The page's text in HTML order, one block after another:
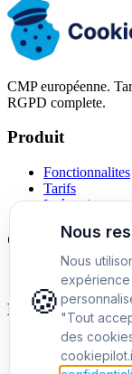
CMP européenne.
RGPD complete.
Produit
Fonctionnalites
Tarifs
Intégrations
Comparatifs
Alternative a
Entreprise
A propos
Contact